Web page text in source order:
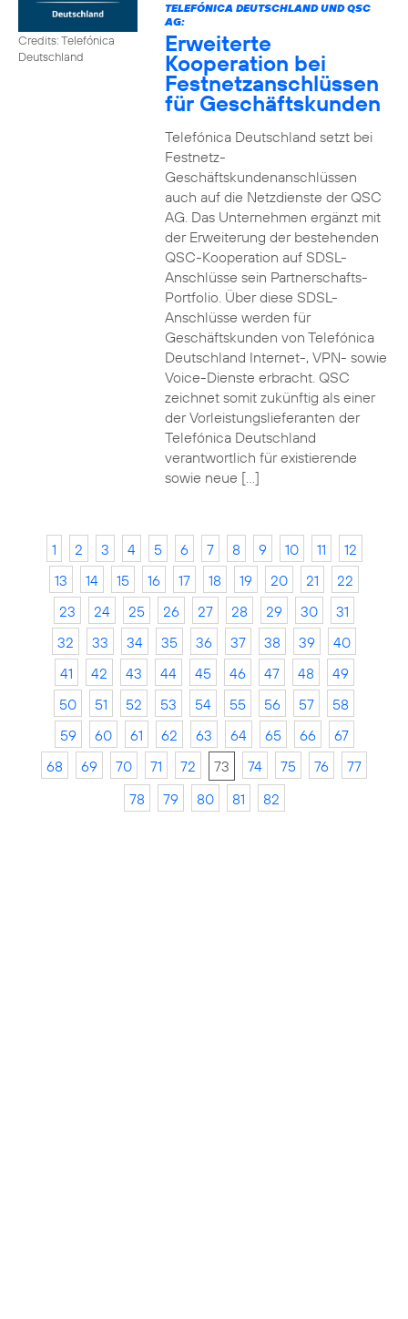
Credits: Telefónica
Deutschland
TELEFÓNICA DEUTSCHLAND UND QSC
AG:
Erweiterte
Kooperation bei
Festnetzanschlüssen
für Geschäftskunden
Telefónica Deutschland setzt bei
Festnetz-
Geschäftskundenanschlüssen
auch auf die Netzdienste der QSC
AG. Das Unternehmen ergänzt mit
der Erweiterung der bestehenden
QSC-Kooperation auf SDSL-
Anschlüsse sein Partnerschafts-
Portfolio. Über diese SDSL-
Anschlüsse werden für
Geschäftskunden von Telefónica
Deutschland Internet-, VPN- sowie
Voice-Dienste erbracht. QSC
zeichnet somit zukünftig als einer
der Vorleistungslieferanten der
Telefónica Deutschland
verantwortlich für existierende
sowie neue […]
1 2 3 4 5 6 7 8 9 10 11
12
13
14 15 16 17 18 19 20 21
22
23
24 25 26 27 28 29 30
31
32
33 34 35 36 37 38 39
40
41
42 43 44 45 46 47 48
49
50
51 52 53 54 55 56 57
58
59
60 61 62 63 64 65 66
67
68
69 70 71 72 73 74 75 76
77
78
79 80 81 82